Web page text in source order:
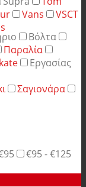
Vans
VSCT
Βόλτα
Παραλία
Εργασίας
Σαγιονάρα
€95 - €125